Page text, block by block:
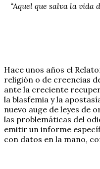
“Aquel que salva la vida
Hace unos años el
religión o de creencias
ante la creciente
la blasfemia y la
nuevo auge de leyes de
las problemáticas del
emitir un informe
con datos en la mano,